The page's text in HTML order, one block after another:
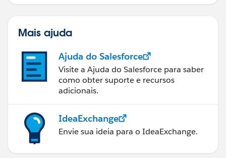
Mais ajuda
Ajuda do Salesforce
Visite a Ajuda do Salesforce para saber
como obter suporte e recursos
adicionais.
IdeaExchange
Envie sua ideia para o IdeaExchange.